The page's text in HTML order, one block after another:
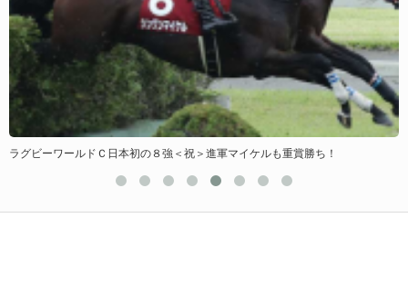
ラグビーワールドＣ日本初の８強＜祝＞進軍マイケルも重賞勝ち！